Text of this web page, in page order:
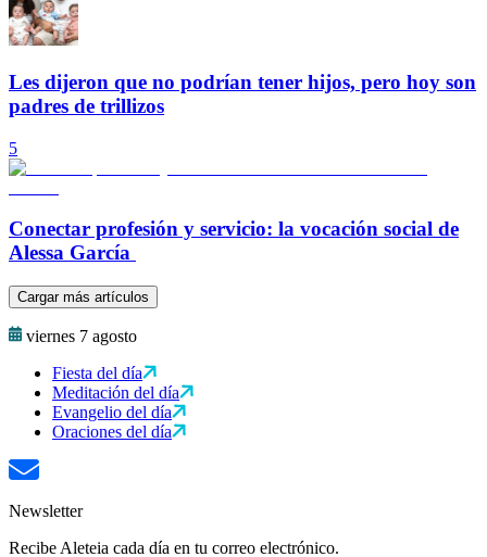
Les dijeron que no podrían tener hijos, pero hoy son
padres de trillizos
5
Conectar profesión y servicio: la vocación social de
Alessa García
Cargar más artículos
viernes 7 agosto
Fiesta del día
Meditación del día
Evangelio del día
Oraciones del día
Newsletter
Recibe Aleteia cada día en tu correo electrónico.